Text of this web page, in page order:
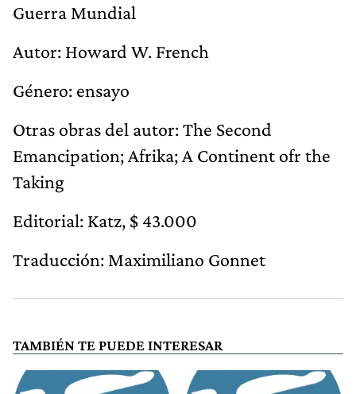
Guerra Mundial
Autor: Howard W. French
Género: ensayo
Otras obras del autor: The Second
Emancipation; Afrika; A Continent ofr the
Taking
Editorial: Katz, $ 43.000
Traducción: Maximiliano Gonnet
TAMBIÉN TE PUEDE INTERESAR